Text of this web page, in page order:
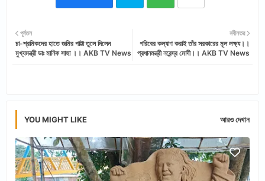
ats
নবীনতর
গরিবের কল্যাণ করাই তাঁর সরকারের মূল লক্ষ্য।।
প্রধানমন্ত্রী নরেন্দ্র মোদী।। AKB TV News
পূর্বতন
চা-শ্রমিকদের হাতে জমির পাট্টা তুলে দিলেন
মুখ্যমন্ত্রী ডাঃ মানিক সাহা ।। AKB TV News
YOU MIGHT LIKE আরও দেখান